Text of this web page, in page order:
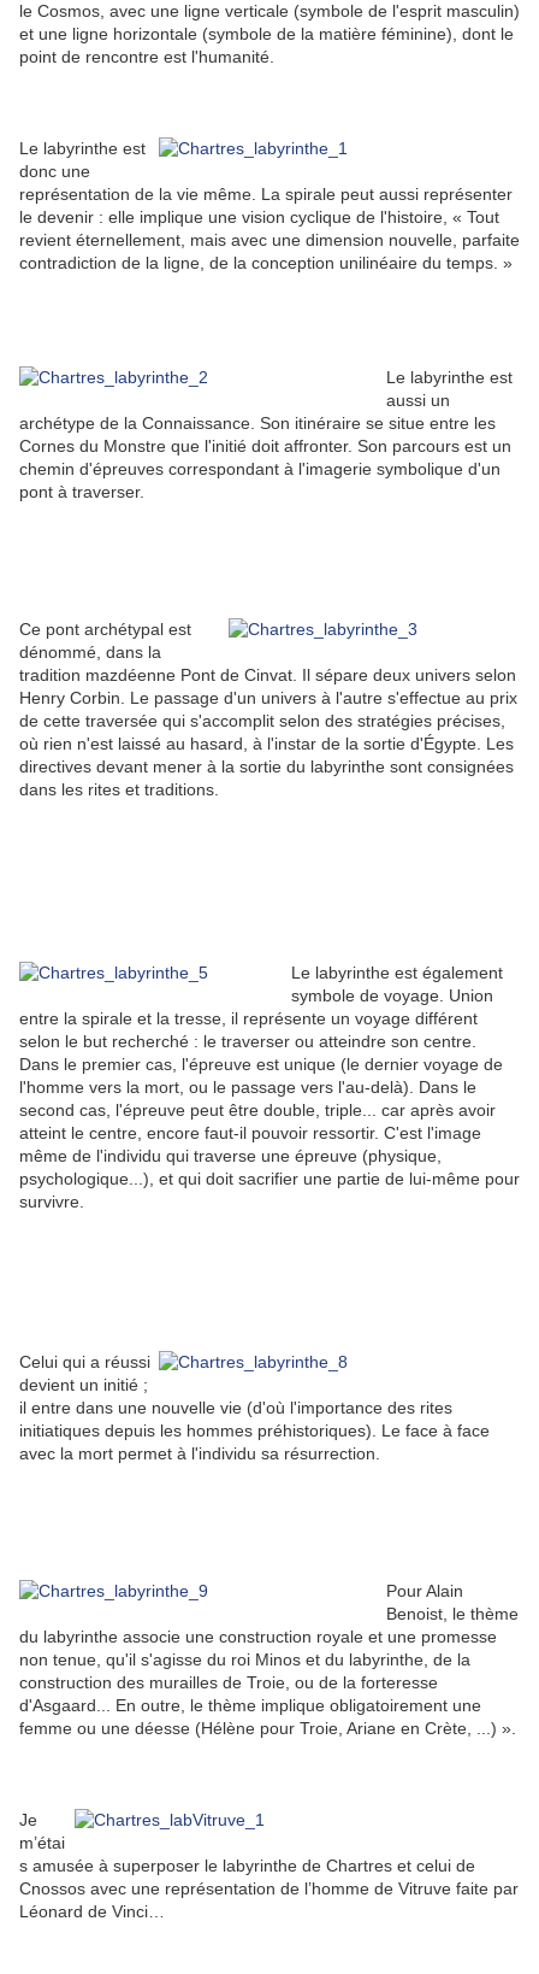
le Cosmos, avec une ligne verticale (symbole de l'esprit masculin)
et une ligne horizontale (symbole de la matière féminine), dont le
point de rencontre est l'humanité.
Le labyrinthe est
donc une
représentation de la vie même. La spirale peut aussi représenter
le devenir : elle implique une vision cyclique de l'histoire, « Tout
revient éternellement, mais avec une dimension nouvelle, parfaite
contradiction de la ligne, de la conception unilinéaire du temps. »
Le labyrinthe est
aussi un
archétype de la Connaissance. Son itinéraire se situe entre les
Cornes du Monstre que l'initié doit affronter. Son parcours est un
chemin d'épreuves correspondant à l'imagerie symbolique d'un
pont à traverser.
Ce pont archétypal est
dénommé, dans la
tradition mazdéenne Pont de Cinvat. Il sépare deux univers selon
Henry Corbin. Le passage d'un univers à l'autre s'effectue au prix
de cette traversée qui s'accomplit selon des stratégies précises,
où rien n'est laissé au hasard, à l'instar de la sortie d'Égypte. Les
directives devant mener à la sortie du labyrinthe sont consignées
dans les rites et traditions.
Le labyrinthe est également
symbole de voyage. Union
entre la spirale et la tresse, il représente un voyage différent
selon le but recherché : le traverser ou atteindre son centre.
Dans le premier cas, l'épreuve est unique (le dernier voyage de
l'homme vers la mort, ou le passage vers l'au-delà). Dans le
second cas, l'épreuve peut être double, triple... car après avoir
atteint le centre, encore faut-il pouvoir ressortir. C'est l'image
même de l'individu qui traverse une épreuve (physique,
psychologique...), et qui doit sacrifier une partie de lui-même pour
survivre.
Celui qui a réussi
devient un initié ;
il entre dans une nouvelle vie (d'où l'importance des rites
initiatiques depuis les hommes préhistoriques). Le face à face
avec la mort permet à l'individu sa résurrection.
Pour Alain
Benoist, le thème
du labyrinthe associe une construction royale et une promesse
non tenue, qu'il s'agisse du roi Minos et du labyrinthe, de la
construction des murailles de Troie, ou de la forteresse
d'Asgaard... En outre, le thème implique obligatoirement une
femme ou une déesse (Hélène pour Troie, Ariane en Crète, ...) ».
Je
m’étai
s amusée à superposer le labyrinthe de Chartres et celui de
Cnossos avec une représentation de l’homme de Vitruve faite par
Léonard de Vinci…